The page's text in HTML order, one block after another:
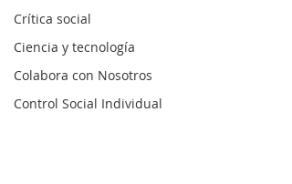
Crítica social
Ciencia y tecnología
Colabora con Nosotros
Control Social Individual